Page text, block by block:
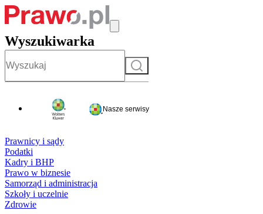
Wyszukiwarka
Szukaj
Nasze serwisy
Prawnicy i sądy
Podatki
Kadry i BHP
Prawo w biznesie
Samorząd i administracja
Szkoły i uczelnie
Zdrowie